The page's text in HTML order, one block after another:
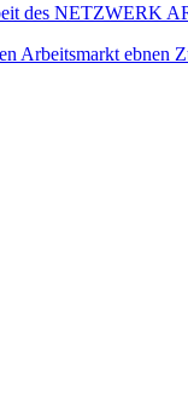
des NETZWERK
Arbeitsmarkt ebnen